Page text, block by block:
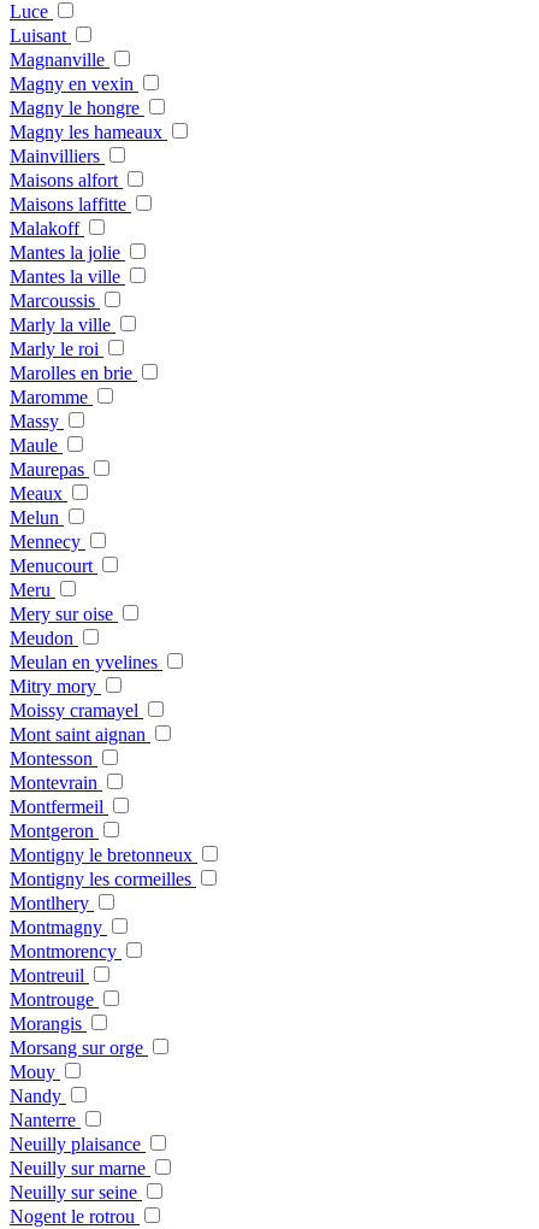
Luce
Luisant
Magnanville
Magny en vexin
Magny le hongre
Magny les hameaux
Mainvilliers
Maisons alfort
Maisons laffitte
Malakoff
Mantes la jolie
Mantes la ville
Marcoussis
Marly la ville
Marly le roi
Marolles en brie
Maromme
Massy
Maule
Maurepas
Meaux
Melun
Mennecy
Menucourt
Meru
Mery sur oise
Meudon
Meulan en yvelines
Mitry mory
Moissy cramayel
Mont saint aignan
Montesson
Montevrain
Montfermeil
Montgeron
Montigny le bretonneux
Montigny les cormeilles
Montlhery
Montmagny
Montmorency
Montreuil
Montrouge
Morangis
Morsang sur orge
Mouy
Nandy
Nanterre
Neuilly plaisance
Neuilly sur marne
Neuilly sur seine
Nogent le rotrou